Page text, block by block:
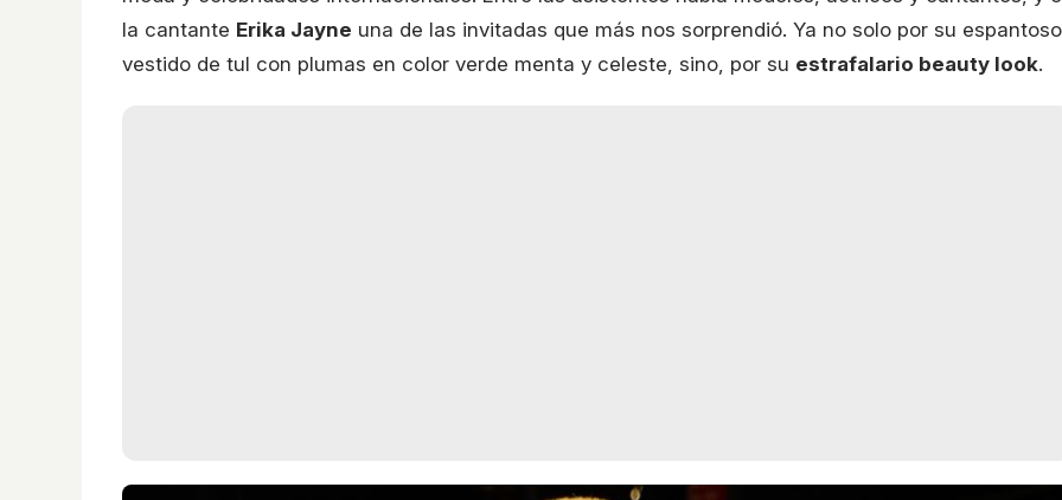
la cantante Erika Jayne una de las invitadas que más nos sorprendió. Ya no solo por su espantoso
vestido de tul con plumas en color verde menta y celeste, sino, por su estrafalario beauty look.